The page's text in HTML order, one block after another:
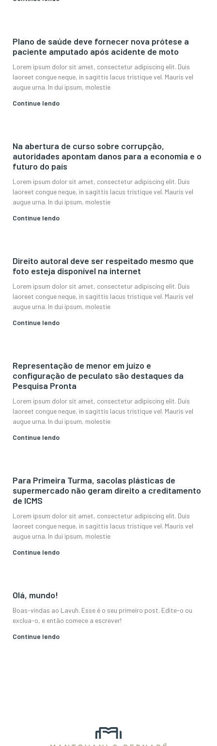
Plano de saúde deve fornecer nova prótese a
paciente amputado após acidente de moto
Lorem ipsum dolor sit amet, consectetur adipiscing elit. Duis
laoreet congue neque, in sagittis lacus tristique vel. Mauris vel
augue urna. In dui ipsum, molestie
Continue lendo
Na abertura de curso sobre corrupção,
autoridades apontam danos para a economia e o
futuro do país
Lorem ipsum dolor sit amet, consectetur adipiscing elit. Duis
laoreet congue neque, in sagittis lacus tristique vel. Mauris vel
augue urna. In dui ipsum, molestie
Continue lendo
Direito autoral deve ser respeitado mesmo que
foto esteja disponível na internet
Lorem ipsum dolor sit amet, consectetur adipiscing elit. Duis
laoreet congue neque, in sagittis lacus tristique vel. Mauris vel
augue urna. In dui ipsum, molestie
Continue lendo
Representação de menor em juízo e
configuração de peculato são destaques da
Pesquisa Pronta
Lorem ipsum dolor sit amet, consectetur adipiscing elit. Duis
laoreet congue neque, in sagittis lacus tristique vel. Mauris vel
augue urna. In dui ipsum, molestie
Continue lendo
Para Primeira Turma, sacolas plásticas de
supermercado não geram direito a creditamento
de ICMS
Lorem ipsum dolor sit amet, consectetur adipiscing elit. Duis
laoreet congue neque, in sagittis lacus tristique vel. Mauris vel
augue urna. In dui ipsum, molestie
Continue lendo
Olá, mundo!
Boas-vindas ao Lavuh. Esse é o seu primeiro post. Edite-o ou
exclua-o, e então comece a escrever!
Continue lendo